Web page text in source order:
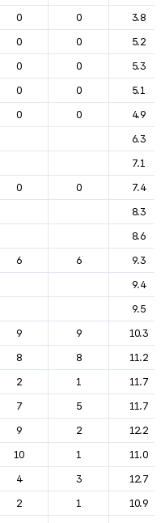
0 0
3.8
0 0
5.2
0 0
5.3
0 0
5.1
0 0
4.9
6.3
7.1
0 0
7.4
8.3
8.6
6 6
9.3
9.4
9.5
9 9
10.3
8 8
11.2
2 1
11.7
7 5
11.7
9 2
12.2
10 1
11.0
4 3
12.7
2 1
10.9